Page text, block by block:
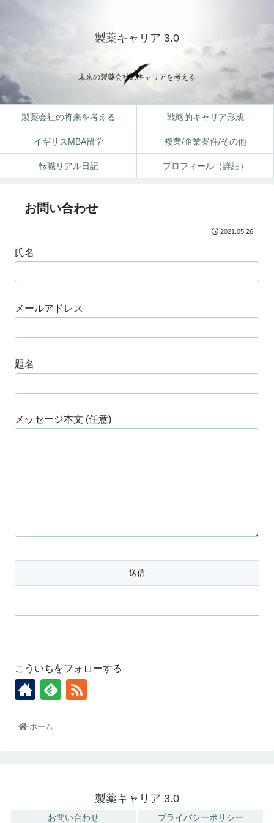
製薬キャリア 3.0
未来の製薬会社のキャリアを考える
製薬会社の将来を考える 戦略的キャリア形成
イギリスMBA留学 複業/企業案件/その他
転職リアル日記 プロフィール（詳細）
お問い合わせ
2021.05.26
氏名
メールアドレス
題名
メッセージ本文 (任意)
こういちをフォローする
ホーム
製薬キャリア 3.0
お問い合わせ プライバシーポリシー